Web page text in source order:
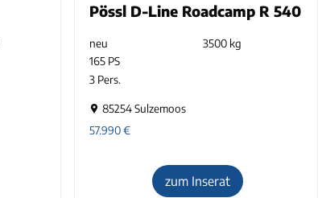
Pössl D-Line Roadcamp R 540
neu
3500 kg
165 PS
3 Pers.
85254 Sulzemoos
57.990€
zum Inserat